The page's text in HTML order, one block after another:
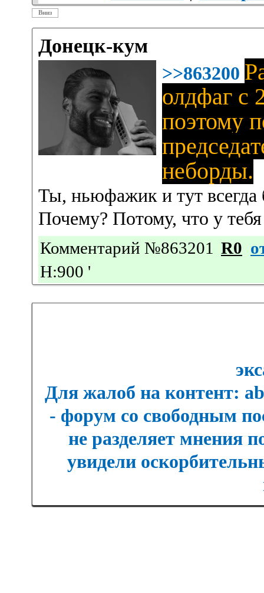
Вниз
Донецк-кум
>>863200
олдфаг с
поэтому
неборды.
Ты, ньюфажик и тут всегда
Почему? Потому, что у
Комментарий №863201 R0
Н:900 '
Для жалоб на контент:
- форум со свободным
не разделяет мнения
увидели